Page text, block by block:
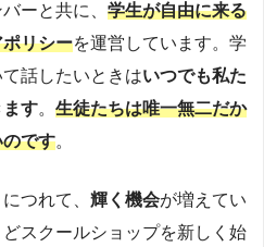
ーと共に、 学生が自由に来る
リシーを運営しています。学
話したいときはいつでも私た
す。 生徒たちは唯一無二だか
です。
つれて、 輝く機会が増えてい
スクールショップを新しく始